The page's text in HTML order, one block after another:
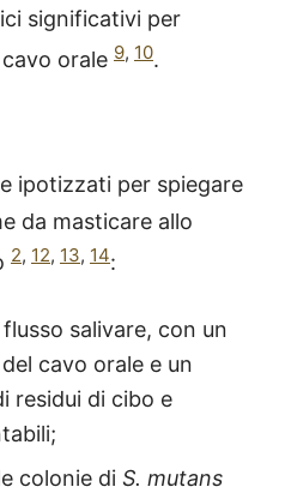
significativi per
orale 9, 10.
ipotizzati per spiegare
da masticare allo
2, 12, 13, 14:
salivare, con un
cavo orale e un
residui di cibo e
colonie di S. mutans